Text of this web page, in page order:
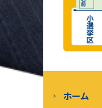
ホーム